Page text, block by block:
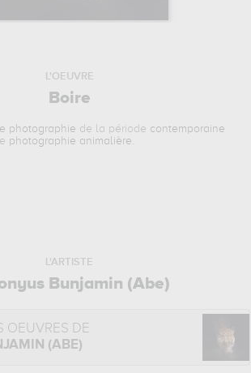
L'OEUVRE
Boire
photographie de la période contemporaine
photographie animalière.
L'ARTISTE
Bunjamin (Abe)
OEUVRES DE
(ABE)